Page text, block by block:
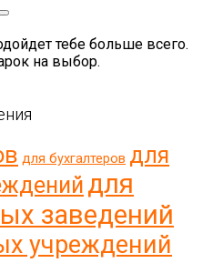
тебе больше всего.
на выбор.
для бухгалтеров для
для
заведений
учреждений